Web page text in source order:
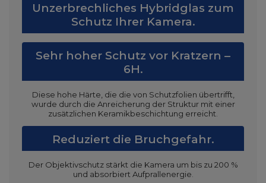
Unzerbrechliches Hybridglas zum
Schutz Ihrer Kamera.
Sehr hoher Schutz vor Kratzern –
6H.
Diese hohe Härte, die die von Schutzfolien übertrifft,
wurde durch die Anreicherung der Struktur mit einer
zusätzlichen Keramikbeschichtung erreicht.
Reduziert die Bruchgefahr.
Der Objektivschutz stärkt die Kamera um bis zu 200 %
und absorbiert Aufprallenergie.